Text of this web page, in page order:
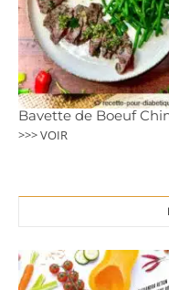
Bavette de Boeuf
>>> VOIR